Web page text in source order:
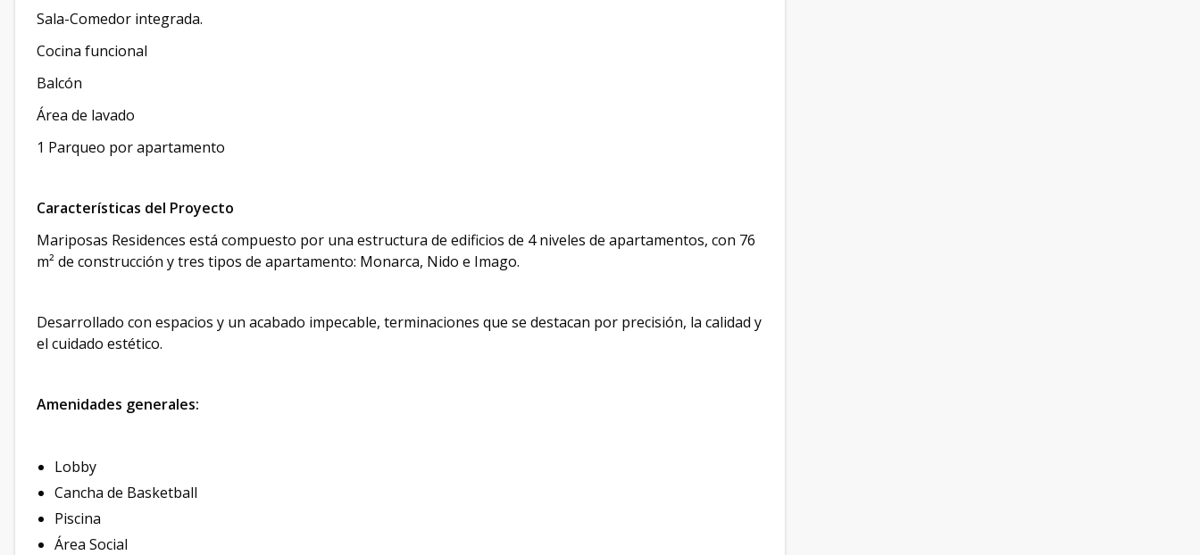
Sala-Comedor integrada.
Cocina funcional
Balcón
Área de lavado
1 Parqueo por apartamento
Características del Proyecto
Mariposas Residences está compuesto por una estructura de edificios de 4 niveles de apartamentos, con 76
m² de construcción y tres tipos de apartamento: Monarca, Nido e Imago.
Desarrollado con espacios y un acabado impecable, terminaciones que se destacan por precisión, la calidad y
el cuidado estético.
Amenidades generales:
Lobby
Cancha de Basketball
Piscina
Área Social